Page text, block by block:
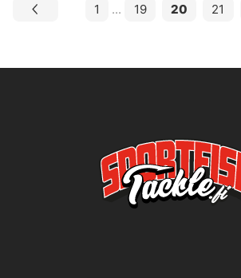
1 ... 19 20 21